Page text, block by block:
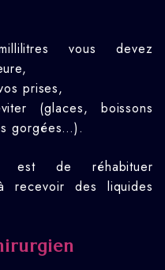
vous devez
prises,
(glaces, boissons
gorgées…).
est de réhabituer
recevoir des liquides